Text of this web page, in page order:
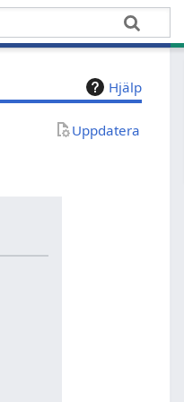
Hjälp
Uppdatera